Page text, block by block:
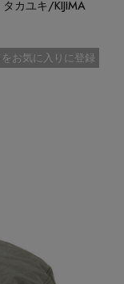
タカユキ/KIJIMA
をお気に入りに登録